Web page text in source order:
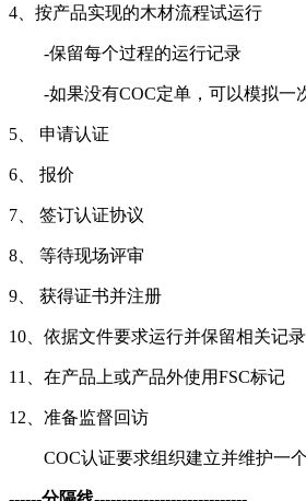
4、按产品实现的木材流程试运行
-保留每个过程的运行记录
-如果没有COC定单，可以模拟一
5、 申请认证
6、 报价
7、 签订认证协议
8、 等待现场评审
9、 获得证书并注册
10、依据文件要求运行并保留相关记录
11、在产品上或产品外使用FSC标记
12、准备监督回访
COC认证要求组织建立并维护一个